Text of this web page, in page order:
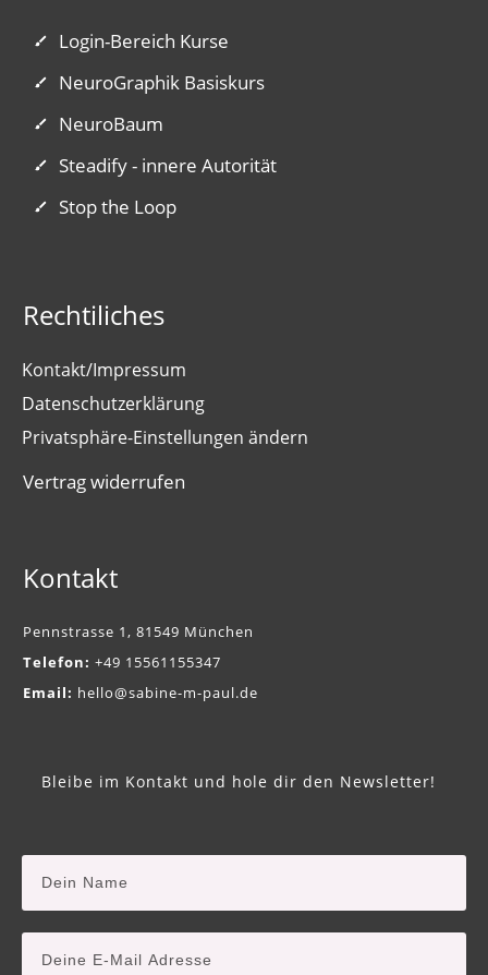
Login-Bereich Kurse
NeuroGraphik Basiskurs
NeuroBaum
Steadify - innere Autorität
Stop the Loop
Rechtiliches
Kontakt/Impressum
Datenschutzerklärung
Privatsphäre-Einstellungen ändern
Vertrag widerrufen
Kontakt
Pennstrasse 1, 81549 München
Telefon: +49 15561155347
Email: hello@sabine-m-paul.de
Bleibe im Kontakt und hole dir den Newsletter!